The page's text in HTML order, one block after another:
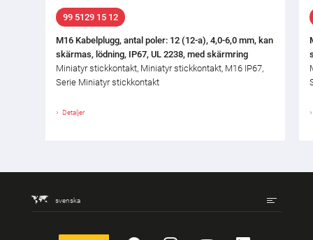
99 5129 15 12
M16 Kabelplugg, antal poler: 12 (12-a), 4,0-6,0 mm, kan
skärmas, lödning, IP67, UL 2238, med skärmring
Miniatyr stickkontakt, Miniatyr stickkontakt, M16 IP67,
Serie Miniatyr stickkontakt
Detaljer
svenska